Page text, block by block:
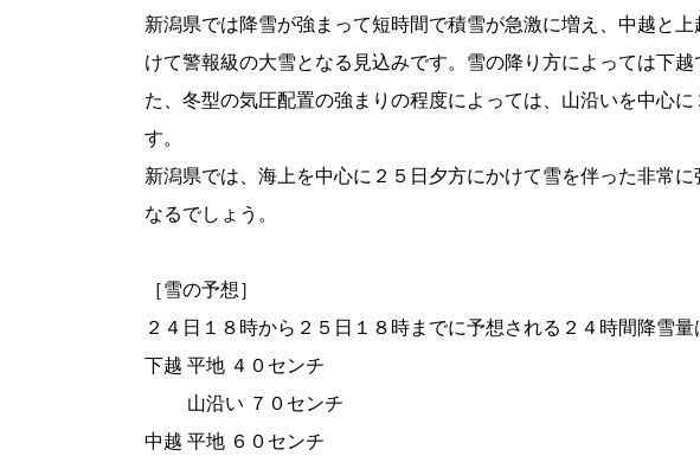
新潟県では降雪が強まって短時間で積雪が急激に増え、中越と
けて警報級の大雪となる見込みです。雪の降り方によっては下
た、冬型の気圧配置の強まりの程度によっては、山沿いを中心
す。
新潟県では、海上を中心に２５日夕方にかけて雪を伴った非常
なるでしょう。
［雪の予想］
２４日１８時から２５日１８時までに予想される２４時間降雪量
下越 平地 ４０センチ
山沿い ７０センチ
中越 平地 ６０センチ